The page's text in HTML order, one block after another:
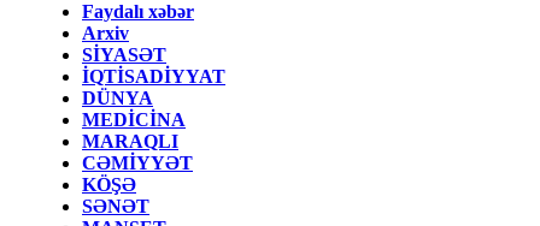
Faydalı xəbər
Arxiv
SİYASƏT
İQTİSADİYYAT
DÜNYA
MEDİCİNA
MARAQLI
CƏMİYYƏT
KÖŞƏ
SƏNƏT